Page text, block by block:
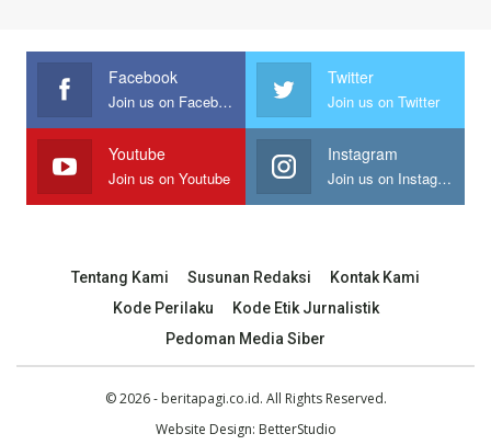
Facebook
Join us on Facebook
Twitter
Join us on Twitter
Youtube
Join us on Youtube
Instagram
Join us on Instagram
Tentang Kami Susunan Redaksi
Kontak Kami
Kode Perilaku
Kode Etik Jurnalistik
Pedoman Media Siber
© 2026 - beritapagi.co.id. All Rights Reserved.
Website Design: BetterStudio